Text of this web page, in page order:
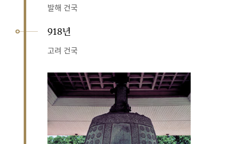
발해 건국
918년
고려 건국